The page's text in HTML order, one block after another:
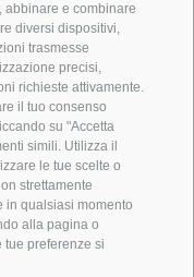
abbinare e combinare
diversi dispositivi,
trasmesse
precisi,
richieste attivamente.
il tuo consenso
su "Accetta
simili. Utilizza il
le tue scelte o
strettamente
in qualsiasi momento
alla pagina o
preferenze si
offerte